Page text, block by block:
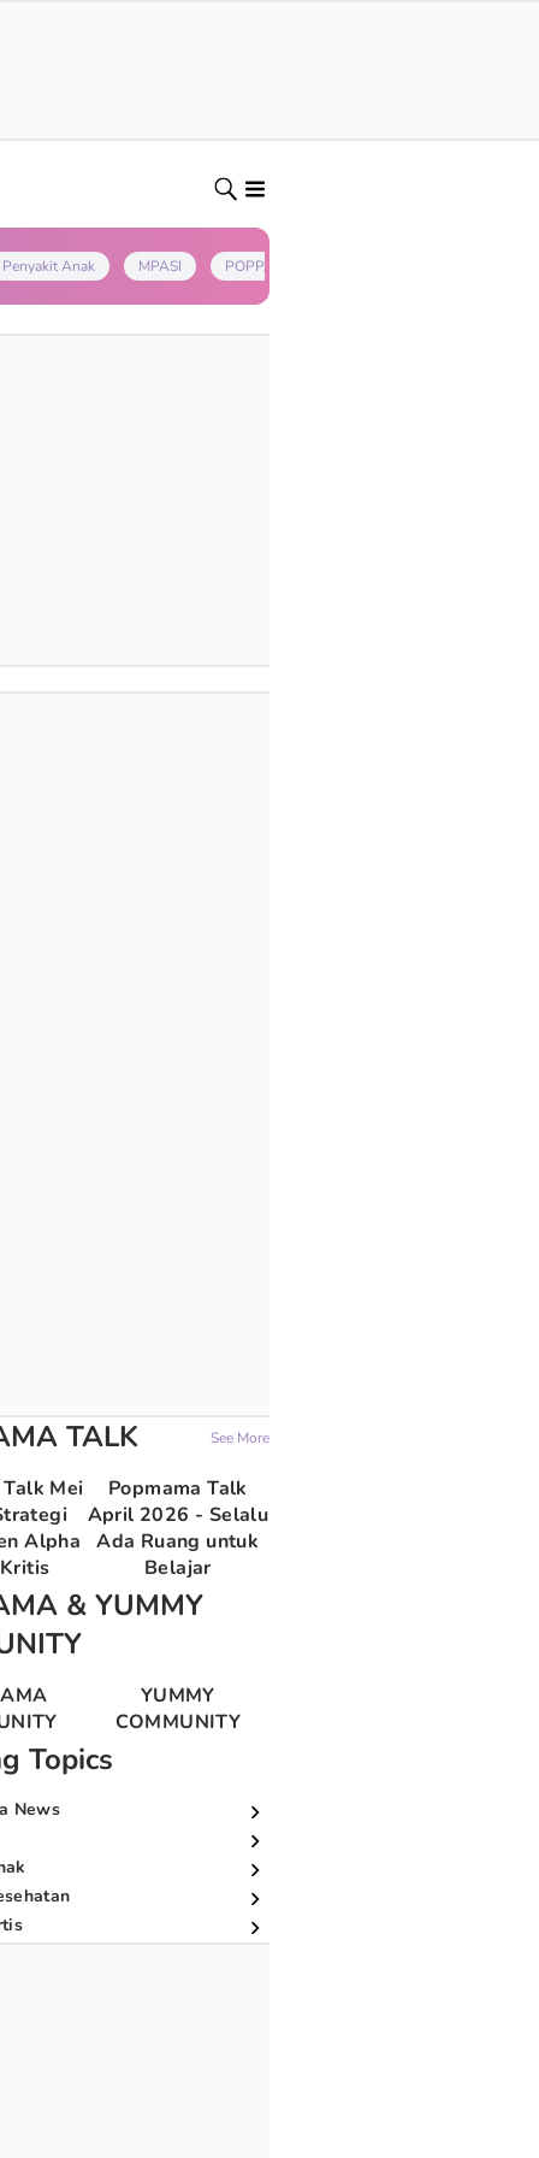
Penyakit Anak MPASI POPPAPA
TALK See More
Mei
Alpha
Popmama Talk
April 2026 - Selalu
Ada Ruang untuk
Belajar
& YUMMY
YUMMY
COMMUNITY
Topics
News